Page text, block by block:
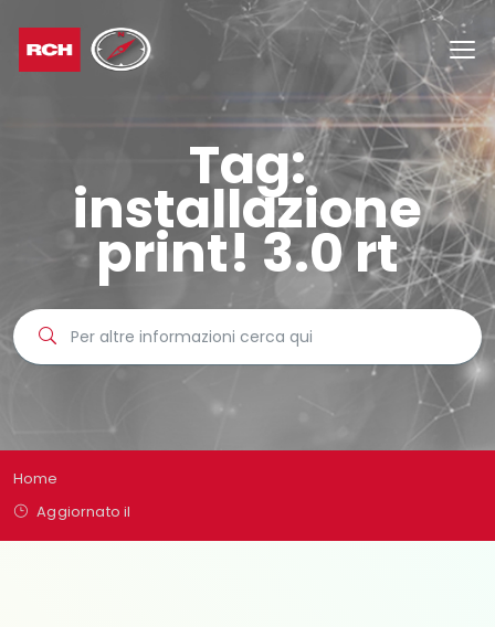
Tag:
installazione
print! 3.0 rt
Home
Aggiornato il